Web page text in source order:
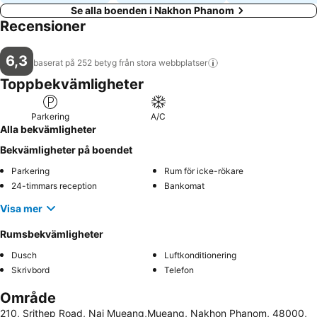
Se alla boenden i Nakhon Phanom
Recensioner
6,3 baserat på 252 betyg från stora webbplatser
Toppbekvämligheter
Parkering A/C
Alla bekvämligheter
Bekvämligheter på boendet
Parkering
Rum för icke-rökare
24-timmars reception
Bankomat
Visa mer
Rumsbekvämligheter
Dusch
Luftkonditionering
Skrivbord
Telefon
Område
210, Srithep Road, Nai Mueang,Mueang, Nakhon Phanom, 48000,